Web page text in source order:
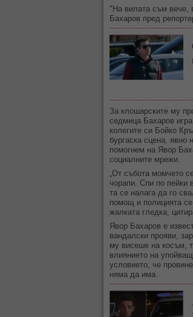
"На вилата съм вече,
Бахаров пред
За клошарските му
седмица Бахаров
колегите си Бойко
бургаска сцена,
помогнем на Явор
социалните мрежи.
„От събота момчето
чорапи. Спи по пейки
та се налага да го
помощ и полицията се
жалката гледка,
Явор Бахаров е
вандалски прояви,
му висеше на косъм,
влиянието на
условието, че
няма да има.